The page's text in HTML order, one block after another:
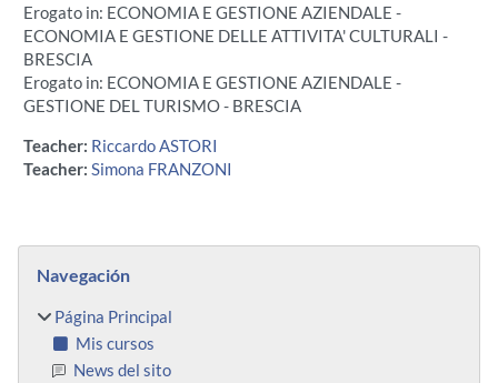
Erogato in: ECONOMIA E GESTIONE AZIENDALE -
ECONOMIA E GESTIONE DELLE ATTIVITA' CULTURALI -
BRESCIA
Erogato in: ECONOMIA E GESTIONE AZIENDALE -
GESTIONE DEL TURISMO - BRESCIA
Teacher: Riccardo ASTORI
Teacher: Simona FRANZONI
Bloques
Navegación
Página Principal
Mis cursos
News del sito